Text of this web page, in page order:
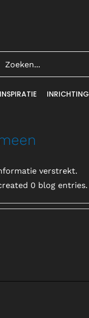
INSPIRATIE INRICHTING
verstrekt.
0 blog entries.